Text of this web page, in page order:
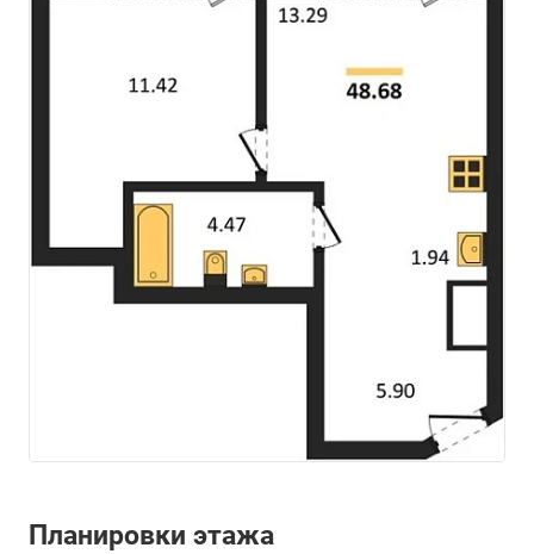
Планировки этажа